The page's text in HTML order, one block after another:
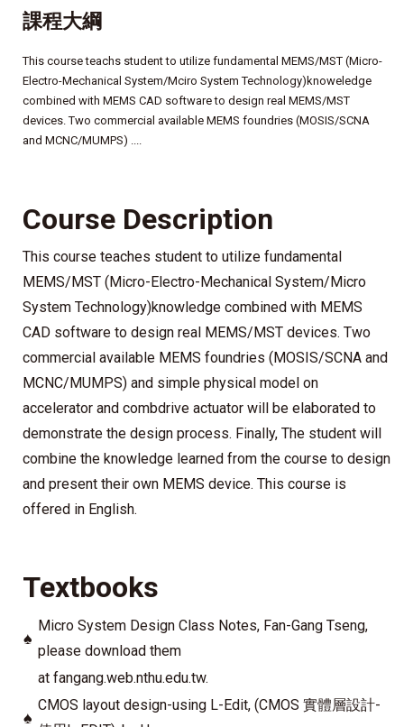
課程大綱
This course teachs student to utilize fundamental MEMS/MST (Micro-
Electro-Mechanical System/Mciro System Technology)knoweledge
combined with MEMS CAD software to design real MEMS/MST
devices. Two commercial available MEMS foundries (MOSIS/SCNA
and MCNC/MUMPS) ....
Course Description
This course teaches student to utilize fundamental
MEMS/MST (Micro-Electro-Mechanical System/Micro
System Technology)knowledge combined with MEMS
CAD software to design real MEMS/MST devices. Two
commercial available MEMS foundries (MOSIS/SCNA and
MCNC/MUMPS) and simple physical model on
accelerator and combdrive actuator will be elaborated to
demonstrate the design process. Finally, The student will
combine the knowledge learned from the course to design
and present their own MEMS device. This course is
offered in English.
Textbooks
♠
Micro System Design Class Notes, Fan-Gang Tseng,
please download them
at fangang.web.nthu.edu.tw.
♠
CMOS layout design-using L-Edit, (CMOS 實體層設計-